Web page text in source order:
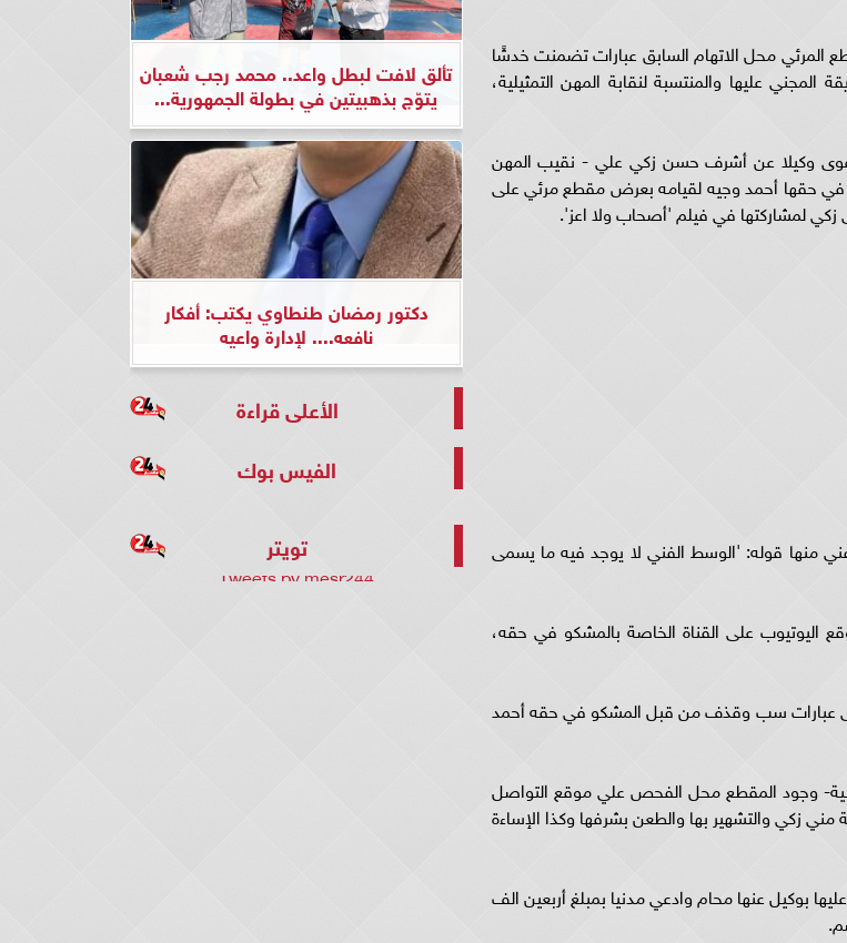
المرئي محل الاتهام السابق عبارات تضمنت خدشًا
عليها والمنتسبة لنقابة المهن التمثيلية،
وكيلا عن أشرف حسن زكي علي - نقيب المهن
في حقها أحمد وجيه لقيامه بعرض مقطع مرئي على
زكي لمشاركتها في فيلم 'أصحاب ولا اعز'.
منها قوله: 'الوسط الفني لا يوجد فيه ما يسمى
على القناة الخاصة بالمشكو في حقه،
على عبارات سب وقذف من قبل المشكو في حقه أحمد
وجود المقطع محل الفحص علي موقع التواصل
زكي والتشهير بها والطعن بشرفها وكذا الإساءة
بوكيل عنها محام وادعي مدنيا بمبلغ أربعين الف
تألق لافت لبطل واعد.. محمد رجب شعبان
يتوّج بذهبيتين في بطولة الجمهورية...
دكتور رمضان طنطاوي يكتب: أفكار
نافعه.... لإدارة واعيه
الأعلى قراءة
الفيس بوك
تويتر
Tweets by mesr244